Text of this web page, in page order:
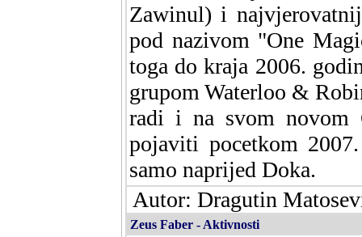
Zawinul) i
pod nazivom "One
toga do kraja 2006.
grupom Waterloo &
radi i na svom novom
pojaviti pocetkom
samo naprijed Doka.
Autor: Dragutin
Zeus Faber - Aktivnosti